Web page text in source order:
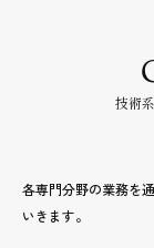
技術
各専門分野の業務を
いきます。